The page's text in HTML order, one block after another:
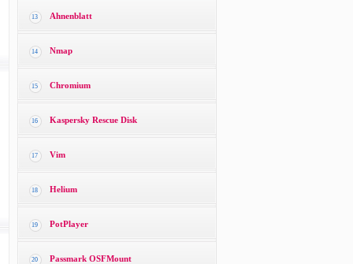
13 Ahnenblatt
14 Nmap
15 Chromium
16 Kaspersky Rescue Disk
17 Vim
18 Helium
19 PotPlayer
20 Passmark OSFMount